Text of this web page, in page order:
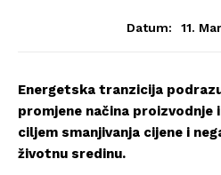
Datum: 11.
Energetska tranzicija
promjene načina proizvodnje
ciljem smanjivanja cijene i
životnu sredinu.